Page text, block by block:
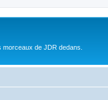
de JDR dedans.